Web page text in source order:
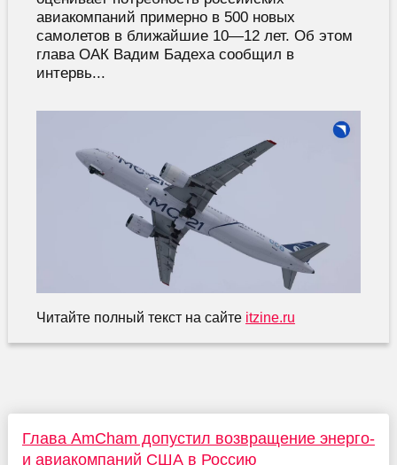
авиакомпаний примерно в 500 новых
самолетов в ближайшие 10—12 лет. Об этом
глава ОАК Вадим Бадеха сообщил в
интервь...
Читайте полный текст на сайте itzine.ru
Глава AmCham допустил возвращение энерго-
и авиакомпаний США в Россию